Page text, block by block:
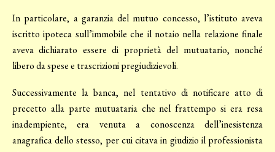
In particolare, a garanzia del mutuo concesso, l’istituto aveva
iscritto ipoteca sull’immobile che il notaio nella relazione finale
aveva dichiarato essere di proprietà del mutuatario, nonché
libero da spese e trascrizioni pregiudizievoli.
Successivamente la banca, nel tentativo di notificare atto di
precetto alla parte mutuataria che nel frattempo si era resa
inadempiente, era venuta a conoscenza dell’inesistenza
anagrafica dello stesso, per cui citava in giudizio il professionista